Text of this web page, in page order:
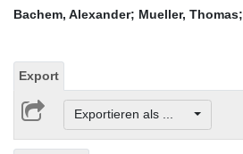
Bachem, Alexander; Mueller, Thomas;
Export
Exportieren als ...